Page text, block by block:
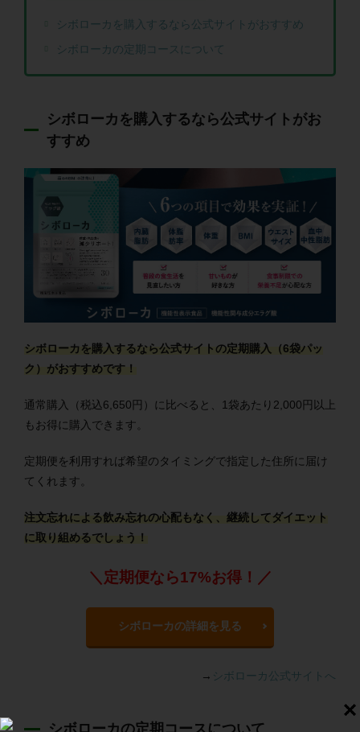
シボローカを購入するなら公式サイトがおすすめ
シボローカの定期コースについて
シボローカを購入するなら公式サイトがお
すすめ
シボローカを購入するなら公式サイトの定期購入（6袋パッ
ク）がおすすめです！
通常購入（税込6,650円）に比べると、1袋あたり2,000円以上
もお得に購入できます。
定期便を利用すれば希望のタイミングで指定した住所に届け
てくれます。
注文忘れによる飲み忘れの心配もなく、継続してダイエット
に取り組めるでしょう！
＼定期便なら17%お得！／
シボローカの詳細を見る
→ シボローカ公式サイトへ
シボローカの定期コースについて